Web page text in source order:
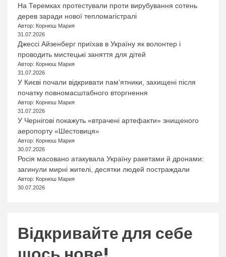
На Теремках протестували проти вирубування сотень
дерев заради нової тепломагістралі
Автор: Корнюш Мария
31.07.2026
Джессі Айзенберг приїхав в Україну як волонтер і
проводить мистецькі заняття для дітей
Автор: Корнюш Мария
31.07.2026
У Києві почали відкривати пам’ятники, захищені після
початку повномасштабного вторгнення
Автор: Корнюш Мария
31.07.2026
У Чернігові покажуть «втрачені артефакти» знищеного
аеропорту «Шестовиця»
Автор: Корнюш Мария
30.07.2026
Росія масовано атакувала Україну ракетами й дронами:
загинули мирні жителі, десятки людей постраждали
Автор: Корнюш Мария
30.07.2026
Відкривайте для себе